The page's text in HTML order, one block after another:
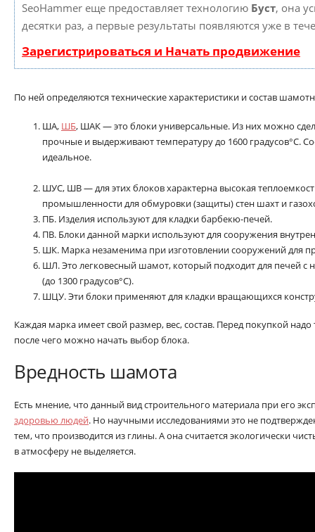
SeoHammer еще предоставляет технологию Буст, она
десятки раз, а первые результаты появляются уже в
Зарегистрироваться и Начать продвижение
По ней определяются технические характеристики и состав
ША, ШБ, ШАК — это блоки универсальные. Из них можно
прочные и выдерживают температуру до 1600 градусов°С.
идеальное.
ШУС, ШВ — для этих блоков характерна высокая
промышленности для обмуровки (защиты) стен шахт и
ПБ. Изделия используют для кладки барбекю-печей.
ПВ. Блоки данной марки используют для сооружения
ШК. Марка незаменима при изготовлении сооружений для
ШЛ. Это легковесный шамот, который подходит для печей с
(до 1300 градусов°С).
ШЦУ. Эти блоки применяют для кладки вращающихся
Каждая марка имеет свой размер, вес, состав. Перед покупкой
после чего можно начать выбор блока.
Вредность шамота
Есть мнение, что данный вид строительного материала при его
здоровью людей. Но научными исследованиями это не
тем, что производится из глины. А она считается экологически
в атмосферу не выделяется.